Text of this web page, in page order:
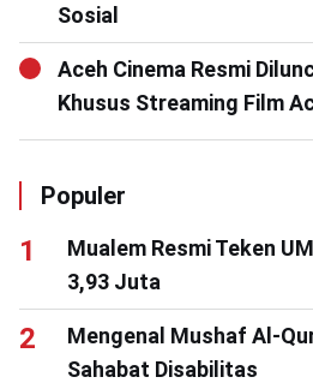
Sosial
Aceh Cinema Resmi
Khusus Streaming Film
Populer
Mualem Resmi Teken
3,93 Juta
Mengenal Mushaf Al-
Sahabat Disabilitas